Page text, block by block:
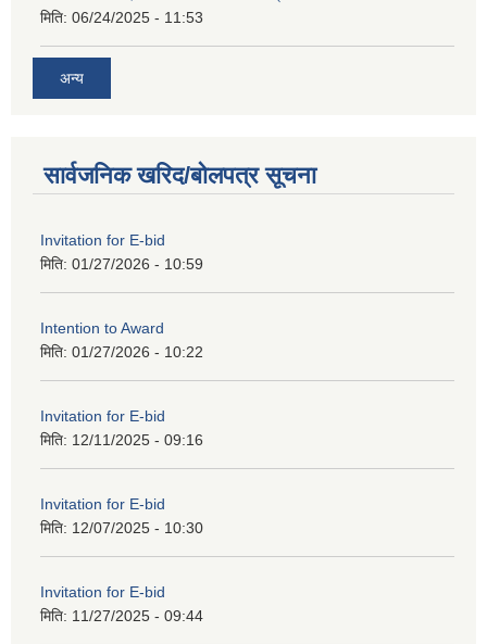
मिति: 06/24/2025 - 11:53
अन्य
सार्वजनिक खरिद/बोलपत्र सूचना
Invitation for E-bid
मिति: 01/27/2026 - 10:59
Intention to Award
मिति: 01/27/2026 - 10:22
Invitation for E-bid
मिति: 12/11/2025 - 09:16
Invitation for E-bid
मिति: 12/07/2025 - 10:30
Invitation for E-bid
मिति: 11/27/2025 - 09:44